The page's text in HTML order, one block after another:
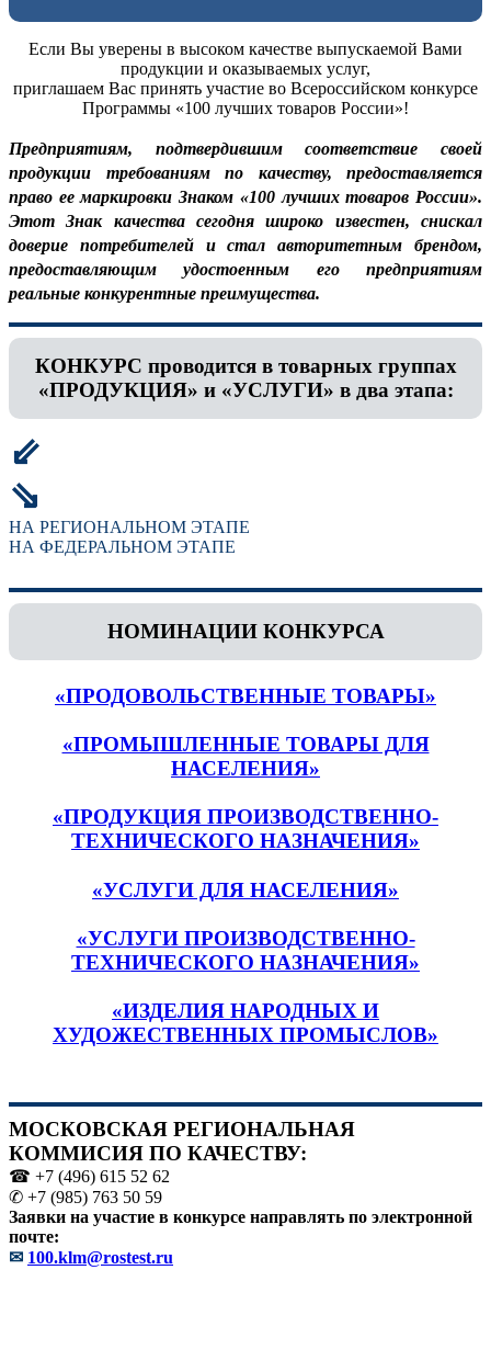
Если Вы уверены в высоком качестве выпускаемой Вами
продукции и оказываемых услуг,
приглашаем Вас принять участие во Всероссийском конкурсе
Программы «100 лучших товаров России»!
Предприятиям, подтвердившим соответствие своей
продукции требованиям по качеству, предоставляется
право ее маркировки Знаком «100 лучших товаров России».
Этот Знак качества сегодня широко известен, снискал
доверие потребителей и стал авторитетным брендом,
предоставляющим удостоенным его предприятиям
реальные конкурентные преимущества.
КОНКУРС проводится в товарных группах
«ПРОДУКЦИЯ» и «УСЛУГИ» в два этапа:
⇙
⇘
НА РЕГИОНАЛЬНОМ ЭТАПЕ
НА ФЕДЕРАЛЬНОМ ЭТАПЕ
НОМИНАЦИИ КОНКУРСА
«ПРОДОВОЛЬСТВЕННЫЕ ТОВАРЫ»
«ПРОМЫШЛЕННЫЕ ТОВАРЫ ДЛЯ
НАСЕЛЕНИЯ»
«ПРОДУКЦИЯ ПРОИЗВОДСТВЕННО-
ТЕХНИЧЕСКОГО НАЗНАЧЕНИЯ»
«УСЛУГИ ДЛЯ НАСЕЛЕНИЯ»
«УСЛУГИ ПРОИЗВОДСТВЕННО-
ТЕХНИЧЕСКОГО НАЗНАЧЕНИЯ»
«ИЗДЕЛИЯ НАРОДНЫХ И
ХУДОЖЕСТВЕННЫХ ПРОМЫСЛОВ»
МОСКОВСКАЯ РЕГИОНАЛЬНАЯ
КОММИСИЯ ПО КАЧЕСТВУ:
☎ +7 (496) 615 52 62
✆ +7 (985) 763 50 59
Заявки на участие в конкурсе направлять по электронной
почте:
✉ 100.klm@rostest.ru